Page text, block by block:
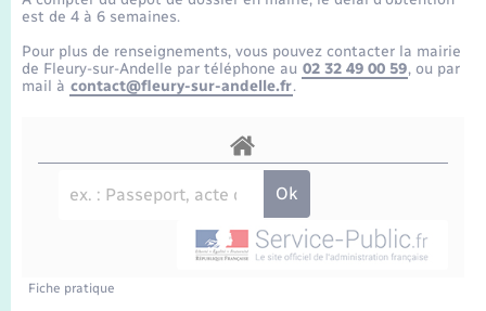
Etat-civil - Papiers - Citoyenneté
Mariage – PACS
Recensement
Loisirs
Transports scolaires
Travaux - Autorisation d’occupation de l’espace
public
Compétences
Présentation de la commune
La Communauté de communes
est de 4 à 6 semaines.
Pour plus de renseignements, vous pouvez contacter la mairie
de Fleury-sur-Andelle par téléphone au 02 32 49 00 59, ou par
mail à contact@fleury-sur-andelle.fr.
Fiche pratique